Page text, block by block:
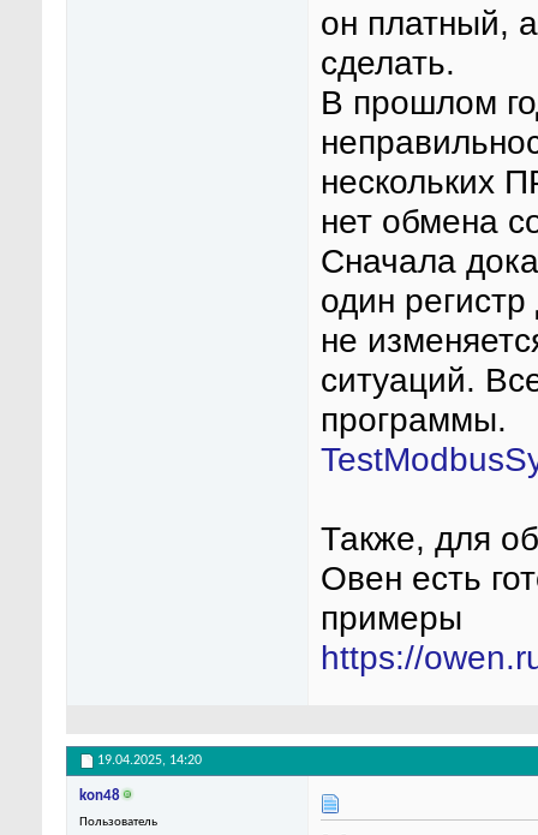
он платный,
сделать.
В прошлом
нескольких
нет обмена
Сначала
один
не
ситуаций.
программы.
Также, для
Овен есть
примеры
https://
19.04.2025, 14:20
kon48
Пользователь